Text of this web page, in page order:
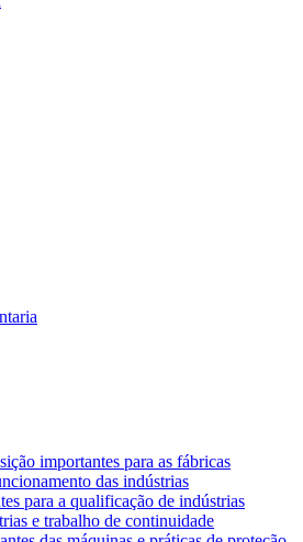
importantes para as fábricas
das indústrias
para a qualificação de indústrias
e trabalho de continuidade